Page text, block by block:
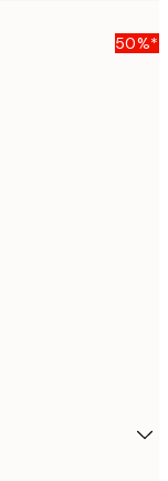
50%*